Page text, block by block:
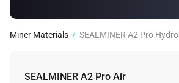
Miner Materials / SEALMINER A2 Pro Hydro
SEALMINER A2 Pro Air